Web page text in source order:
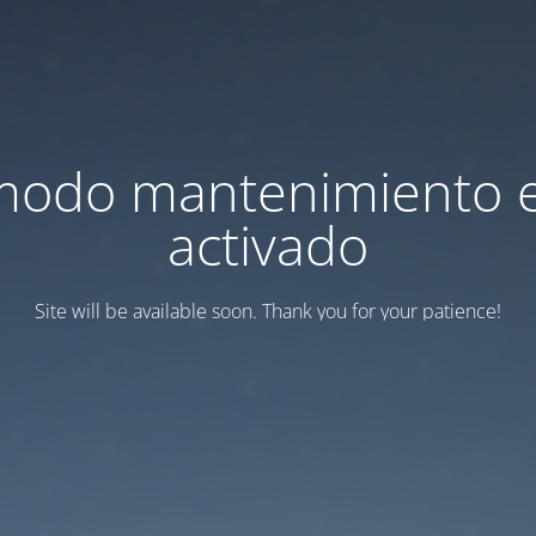
mantenimiento
activado
Site will be available soon. Thank you for your patience!